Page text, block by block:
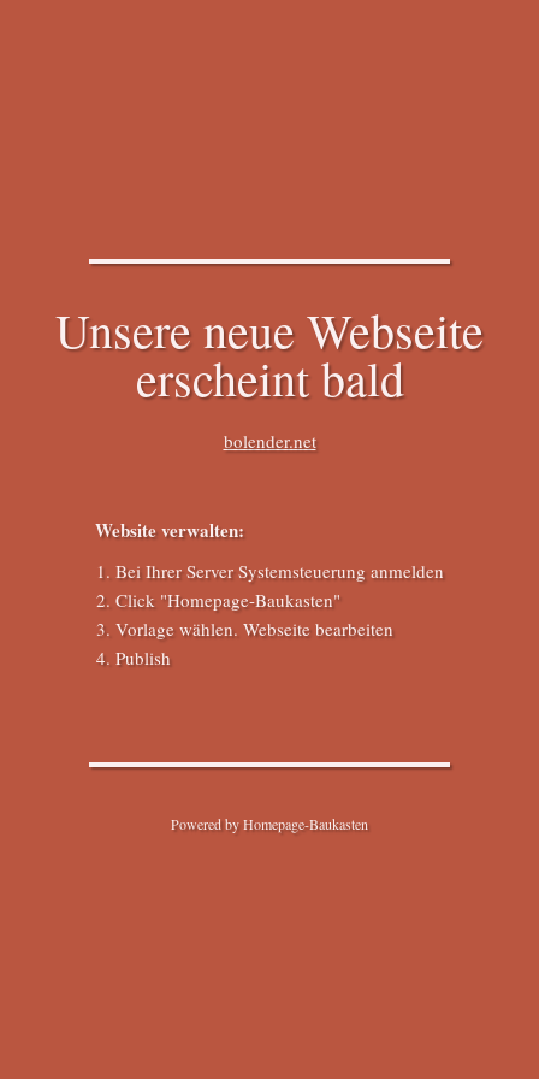
Unsere neue Webseite
erscheint bald
bolender.net
Website verwalten:
Bei Ihrer Server Systemsteuerung anmelden
Click "Homepage-Baukasten"
Vorlage wählen. Webseite bearbeiten
Publish
Powered by Homepage-Baukasten